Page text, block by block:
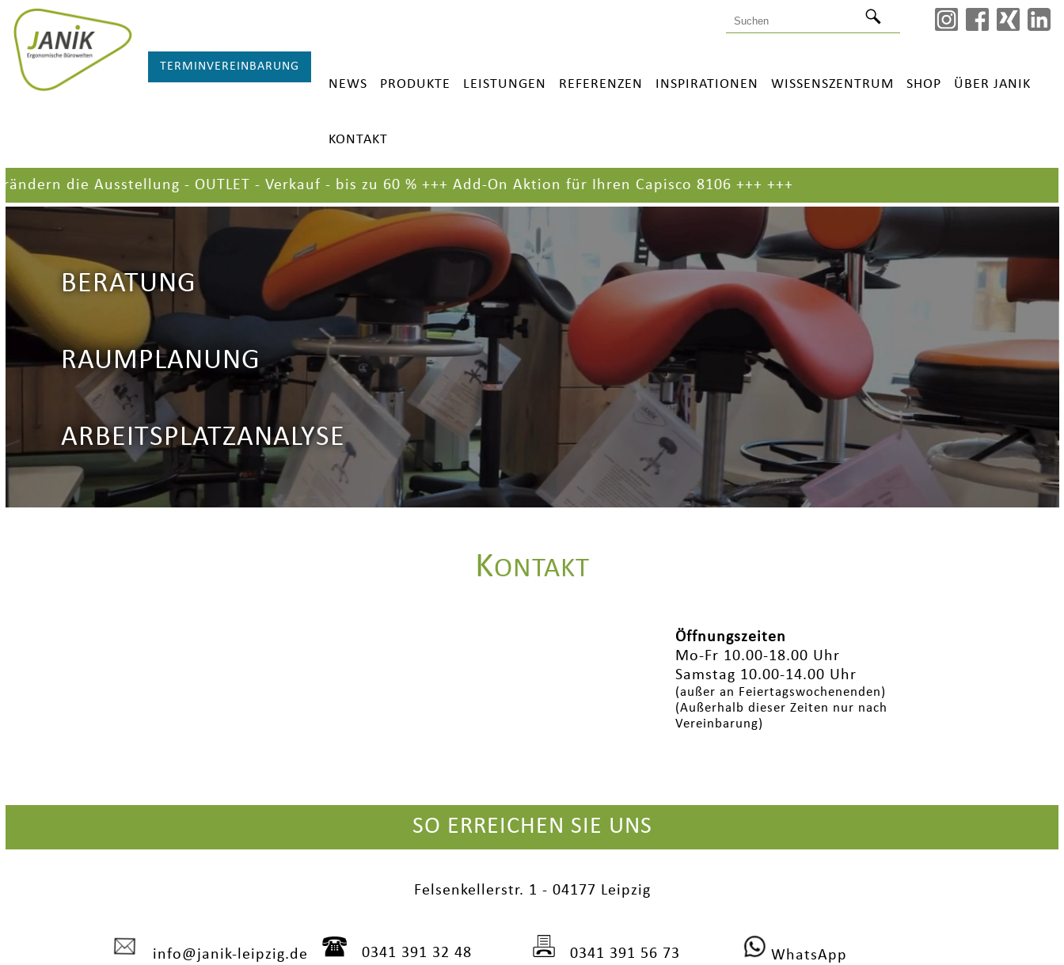
TERMINVEREINBARUNG
NEWS PRODUKTE LEISTUNGEN REFERENZEN INSPIRATIONEN WISSENSZENTRUM SHOP ÜBER JANIK
KONTAKT
die Ausstellung - OUTLET - Verkauf - bis zu 60 %+++Add-On Aktion für Ihren Capisco 8106+++ +++
BERATUNG
RAUMPLANUNG
ARBEITSPLATZANALYSE
KONTAKT
Öffnungszeiten
Mo-Fr 10.00-18.00 Uhr
Samstag 10.00-14.00 Uhr
(außer an Feiertagswochenenden)
(Außerhalb dieser Zeiten nur nach
Vereinbarung)
SO ERREICHEN SIE UNS
Felsenkellerstr. 1 - 04177 Leipzig
info@janik-leipzig.de 0341 391 32 48 0341 391 56 73 WhatsApp